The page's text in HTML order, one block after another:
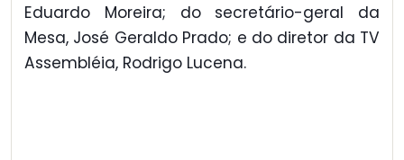
Eduardo Moreira; do secretário-geral da
Mesa, José Geraldo Prado; e do diretor da TV
Assembléia, Rodrigo Lucena.